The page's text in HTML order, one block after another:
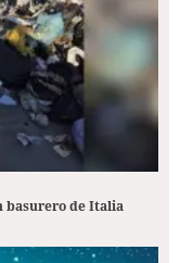
basurero de Italia